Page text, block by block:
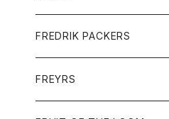
グッズ
靴
FREDRIK PACKERS
アクセサリー
FREYRS